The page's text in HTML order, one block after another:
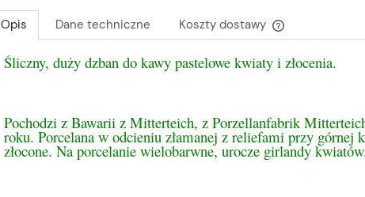
Opis Dane techniczne Koszty dostawy
Cena nie
Śliczny, duży dzban do kawy pastelowe kwiaty i złocenia.
Pochodzi z Bawarii z Mitterteich, z Porzellanfabrik
roku. Porcelana w odcieniu złamanej z reliefami przy
złocone. Na porcelanie wielobarwne, urocze girlandy